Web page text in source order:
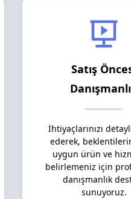
Satış
İhtiyaçlarınızı
ederek,
uygun ürün ve
belirlemeniz için
danışmanlık
sunuyoruz.